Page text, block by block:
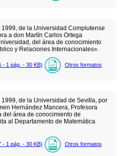
de la Universidad Complutense
a don Martín Carlos Ortega
del área de conocimiento
y Relaciones Internacionales».
- 1 pág. - 30 KB) Otros formatos
de la Universidad de Sevilla, por
Hernández Mancera, Profesora
del área de conocimiento de
al Departamento de Matemática
- 1 pág. - 30 KB) Otros formatos